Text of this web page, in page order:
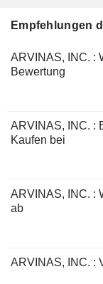
Empfehlungen
ARVINAS, INC. :
Bewertung
ARVINAS, INC. :
Kaufen bei
ARVINAS, INC. :
ab
ARVINAS, INC. :